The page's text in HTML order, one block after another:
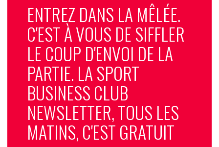
ENTREZ DANS LA MÊLÉE.
C'EST À VOUS DE SIFFLER
LE COUP D'ENVOI DE LA
PARTIE. LA SPORT
BUSINESS CLUB
NEWSLETTER, TOUS LES
MATINS, C'EST GRATUIT